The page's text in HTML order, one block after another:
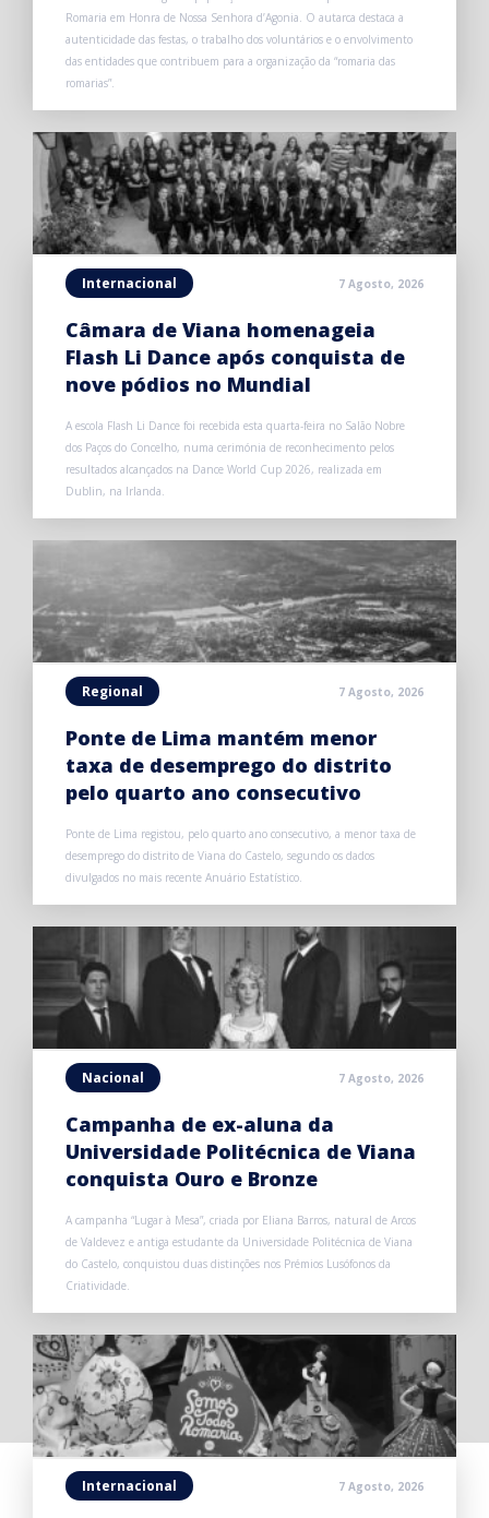
Romaria em Honra de Nossa Senhora d’Agonia. O autarca destaca a
autenticidade das festas, o trabalho dos voluntários e o envolvimento
das entidades que contribuem para a organização da “romaria das
romarias”.
Internacional 7 Agosto, 2026
Câmara de Viana homenageia
Flash Li Dance após conquista de
nove pódios no Mundial
A escola Flash Li Dance foi recebida esta quarta-feira no Salão Nobre
dos Paços do Concelho, numa cerimónia de reconhecimento pelos
resultados alcançados na Dance World Cup 2026, realizada em
Dublin, na Irlanda.
Regional 7 Agosto, 2026
Ponte de Lima mantém menor
taxa de desemprego do distrito
pelo quarto ano consecutivo
Ponte de Lima registou, pelo quarto ano consecutivo, a menor taxa de
desemprego do distrito de Viana do Castelo, segundo os dados
divulgados no mais recente Anuário Estatístico.
Nacional 7 Agosto, 2026
Campanha de ex-aluna da
Universidade Politécnica de Viana
conquista Ouro e Bronze
A campanha “Lugar à Mesa”, criada por Eliana Barros, natural de Arcos
de Valdevez e antiga estudante da Universidade Politécnica de Viana
do Castelo, conquistou duas distinções nos Prémios Lusófonos da
Criatividade.
Internacional 7 Agosto, 2026